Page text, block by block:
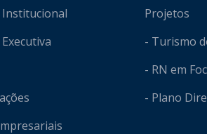
Projetos
- Turismo
- RN em
- Plano